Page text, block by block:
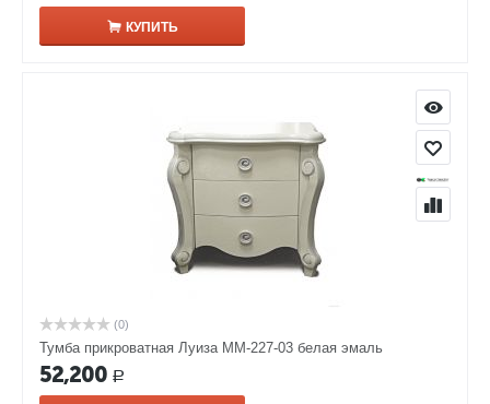
КУПИТЬ
(0)
Тумба прикроватная Луиза ММ-227-03 белая эмаль
52,200 Р